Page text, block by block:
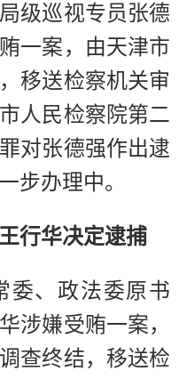
级巡视专员张德
一案，由天津市
移送检察机关审
人民检察院第二
对张德强作出逮
步办理中。
行华决定逮捕
委、政法委原书
涉嫌受贿一案，
查终结，移送检